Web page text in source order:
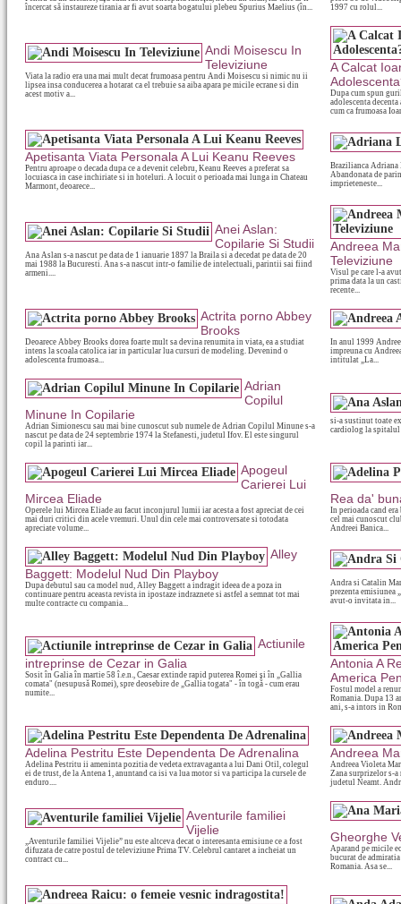
încercat să instaureze tirania ar fi avut soarta bogatului plebeu Spurius Maelius (în...
1997 cu rolul...
Andi Moisescu In
Televiziune
Viata la radio era una mai mult decat frumoasa pentru Andi Moisescu si nimic nu ii
lipsea insa conducerea a hotarat ca el trebuie sa aiba apara pe micile ecrane si din
acest motiv a...
A Calcat
Dupa cum spun
adolescenta
cum ca frumoasa
Apetisanta Viata Personala A Lui Keanu Reeves
Pentru aproape o decada dupa ce a devenit celebru, Keanu Reeves a preferat sa
locuiasca in case inchiriate si in hoteluri. A locuit o perioada mai lunga in Chateau
Marmont, deoarece...
Brazilianca Adriana
Abandonata de
imprieteneste...
Anei Aslan:
Copilarie Si Studii
Ana Aslan s-a nascut pe data de 1 ianuarie 1897 la Braila si a decedat pe data de 20
mai 1988 la Bucuresti. Ana s-a nascut intr-o familie de intelectuali, parintii sai fiind
armeni....
Andreea
Televiziune
Visul pe care l-a
prima data la un
recente...
Actrita porno Abbey
Brooks
Deoarece Abbey Brooks dorea foarte mult sa devina renumita in viata, ea a studiat
intens la scoala catolica iar in particular lua cursuri de modeling. Devenind o
adolescenta frumoasa...
In anul 1999
impreuna cu
intitulat „La...
Adrian
Copilul
Minune In Copilarie
Adrian Simionescu sau mai bine cunoscut sub numele de Adrian Copilul Minune s-a
nascut pe data de 24 septembrie 1974 la Stefanesti, judetul Ifov. El este singurul
copil la parinti iar...
si-a sustinut toate
cardiolog la spitalul
Apogeul
Carierei Lui
Mircea Eliade
Operele lui Mircea Eliade au facut inconjurul lumii iar acesta a fost apreciat de cei
mai duri critici din acele vremuri. Unul din cele mai controversate si totodata
apreciate volume...
Rea da'
In perioada cand
cel mai cunoscut
Andreei Banica...
Alley
Baggett: Modelul Nud Din Playboy
Dupa debutul sau ca model nud, Alley Baggett a indragit ideea de a poza in
continuare pentru aceasta revista in ipostaze indraznete si astfel a semnat tot mai
multe contracte cu compania...
Andra si Catalin
prezenta emisiunea
avut-o invitata in...
Actiunile
intreprinse de Cezar in Galia
Sosit în Galia în martie 58 î.e.n., Caesar extinde rapid puterea Romei şi în „Gallia
comata" (nesupusă Romei), spre deosebire de „Gallia togata" - în togă - cum erau
numite...
Antonia A
America
Fostul model a
Romania. Dupa 13
ani, s-a intors in
Adelina Pestritu Este Dependenta De Adrenalina
Adelina Pestritu ii ameninta pozitia de vedeta extravaganta a lui Dani Otil, colegul
ei de trust, de la Antena 1, anuntand ca isi va lua motor si va participa la cursele de
enduro....
Andreea
Andreea Violeta
Zana surprizelor s-a
judetul Neamt.
Aventurile familiei
Vijelie
„Aventurile familiei Vijelie” nu este altceva decat o interesanta emisiune ce a fost
difuzata de catre postul de televiziune Prima TV. Celebrul cantaret a incheiat un
contract cu...
Gheorghe
Aparand pe micile
bucurat de
Romania. Asa se...